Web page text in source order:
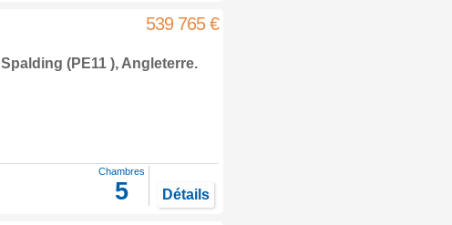
539 765 €
Spalding (PE11 ), Angleterre.
Chambres
5 Détails